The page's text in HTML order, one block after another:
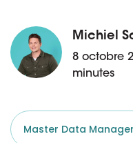
Michiel
8 octobre
minutes
Master Data